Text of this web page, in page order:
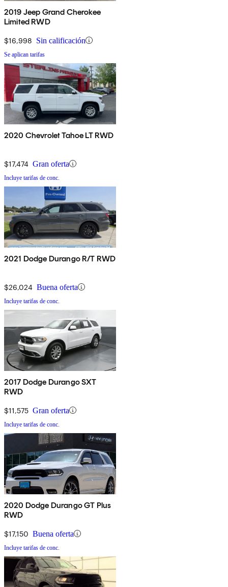
2019 Jeep Grand Cherokee
Limited RWD
$16,998 Sin calificación
Se aplican tarifas
2020 Chevrolet Tahoe LT RWD
$17,474 Gran oferta
Incluye tarifas de conc.
2021 Dodge Durango R/T RWD
$26,024 Buena oferta
Incluye tarifas de conc.
2017 Dodge Durango SXT
RWD
$11,575 Gran oferta
Incluye tarifas de conc.
2020 Dodge Durango GT Plus
RWD
$17,150 Buena oferta
Incluye tarifas de conc.